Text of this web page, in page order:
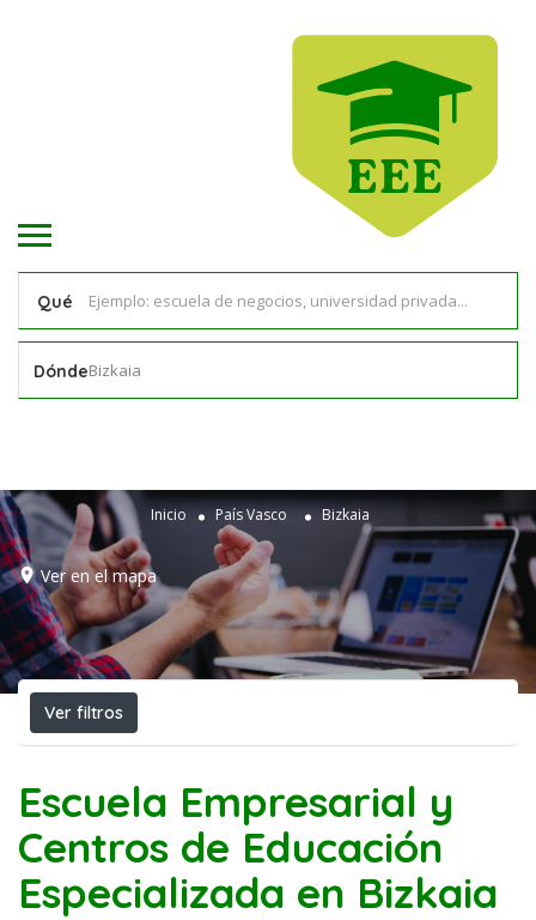
Qué
DóndeBizkaia
Inicio País Vasco Bizkaia
Ver en el mapa
Ver filtros
Escuela Empresarial y
Centros de Educación
Especializada en Bizkaia